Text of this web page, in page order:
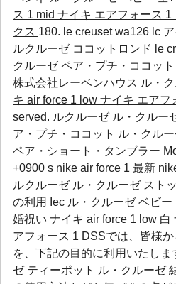
ス 1 mid ナイキ エアフォース 1
クス 180. le creuset wa126 lc
ルクルーゼ ココットロンド le
クルーゼ ペア・プチ・ココット
株式会社レーベンハウス ル・
キ air force 1 low ナイキ エアフ
served. ルクルーゼ ル・クルー
ア・プチ・ココット ル・クル
ペア・ショート・タンブラー
+0900 s nike air force 1 最新
ルクルーゼ ル・クルーゼ スト
の利用
Iec ル・クルーゼ ベビー
婚祝い ナイキ air force 1 low 白
アフォース 1 DSSでは、皆様
を、下記の目的に利用いたし
ゼ ティーポット ル・クルーゼ